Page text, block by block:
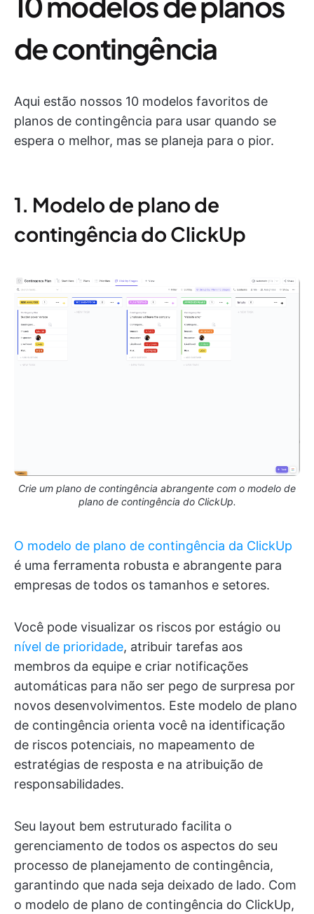
de contingência
Aqui estão nossos 10 modelos favoritos de
planos de contingência para usar quando se
espera o melhor, mas se planeja para o pior.
1. Modelo de plano de
contingência do ClickUp
Crie um plano de contingência abrangente com o modelo de
plano de contingência do ClickUp.
O modelo de plano de contingência da ClickUp
é uma ferramenta robusta e abrangente para
empresas de todos os tamanhos e setores.
Você pode visualizar os riscos por estágio ou
nível de prioridade, atribuir tarefas aos
membros da equipe e criar notificações
automáticas para não ser pego de surpresa por
novos desenvolvimentos. Este modelo de plano
de contingência orienta você na identificação
de riscos potenciais, no mapeamento de
estratégias de resposta e na atribuição de
responsabilidades.
Seu layout bem estruturado facilita o
gerenciamento de todos os aspectos do seu
processo de planejamento de contingência,
garantindo que nada seja deixado de lado. Com
o modelo de plano de contingência do ClickUp,